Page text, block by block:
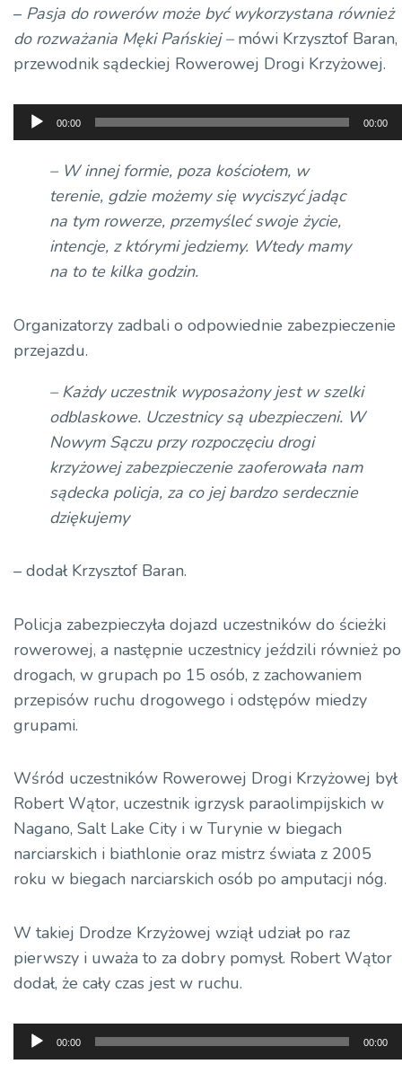
– Pasja do rowerów może być wykorzystana również
do rozważania Męki Pańskiej –mówi Krzysztof Baran,
przewodnik sądeckiej Rowerowej Drogi Krzyżowej.
Odtwarzacz
plików
dźwiękowych
00:00 00:00
– W innej formie, poza kościołem, w
terenie, gdzie możemy się wyciszyć jadąc
na tym rowerze, przemyśleć swoje życie,
intencje, z którymi jedziemy. Wtedy mamy
na to te kilka godzin.
Organizatorzy zadbali o odpowiednie zabezpieczenie
przejazdu.
– Każdy uczestnik wyposażony jest w szelki
odblaskowe. Uczestnicy są ubezpieczeni. W
Nowym Sączu przy rozpoczęciu drogi
krzyżowej zabezpieczenie zaoferowała nam
sądecka policja, za co jej bardzo serdecznie
dziękujemy
– dodał Krzysztof Baran.
Policja zabezpieczyła dojazd uczestników do ścieżki
rowerowej, a następnie uczestnicy jeździli również po
drogach, w grupach po 15 osób, z zachowaniem
przepisów ruchu drogowego i odstępów miedzy
grupami.
Wśród uczestników Rowerowej Drogi Krzyżowej był
Robert Wątor, uczestnik igrzysk paraolimpijskich w
Nagano, Salt Lake City i w Turynie w biegach
narciarskich i biathlonie oraz mistrz świata z 2005
roku w biegach narciarskich osób po amputacji nóg.
W takiej Drodze Krzyżowej wziął udział po raz
pierwszy i uważa to za dobry pomysł. Robert Wątor
dodał, że cały czas jest w ruchu.
Odtwarzacz
plików
00:00 00:00